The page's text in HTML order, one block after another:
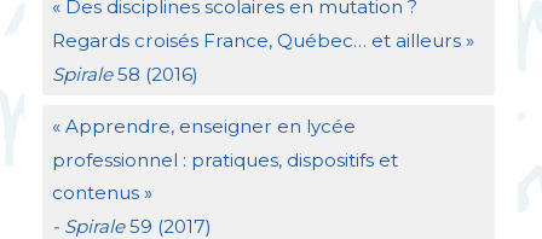
« Des disciplines scolaires en mutation ?
Regards croisés France, Québec… et ailleurs »
Spirale58 (2016)
« Apprendre, enseigner en lycée
professionnel : pratiques, dispositifs et
contenus »
- Spirale59 (2017)